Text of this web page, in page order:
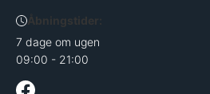
Åbningstider:
7 dage om ugen
09:00 - 21:00